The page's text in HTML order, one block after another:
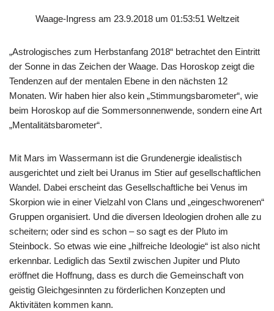
Waage-Ingress am 23.9.2018 um 01:53:51 Weltzeit
„Astrologisches zum Herbstanfang 2018“ betrachtet den Eintritt
der Sonne in das Zeichen der Waage. Das Horoskop zeigt die
Tendenzen auf der mentalen Ebene in den nächsten 12
Monaten. Wir haben hier also kein „Stimmungsbarometer“, wie
beim Horoskop auf die Sommersonnenwende, sondern eine Art
„Mentalitätsbarometer“.
Mit Mars im Wassermann ist die Grundenergie idealistisch
ausgerichtet und zielt bei Uranus im Stier auf gesellschaftlichen
Wandel. Dabei erscheint das Gesellschaftliche bei Venus im
Skorpion wie in einer Vielzahl von Clans und „eingeschworenen“
Gruppen organisiert. Und die diversen Ideologien drohen alle zu
scheitern; oder sind es schon – so sagt es der Pluto im
Steinbock. So etwas wie eine „hilfreiche Ideologie“ ist also nicht
erkennbar. Lediglich das Sextil zwischen Jupiter und Pluto
eröffnet die Hoffnung, dass es durch die Gemeinschaft von
geistig Gleichgesinnten zu förderlichen Konzepten und
Aktivitäten kommen kann.